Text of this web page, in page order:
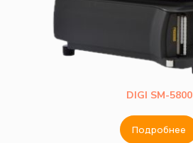
DIGI SM-5800
Подробнее